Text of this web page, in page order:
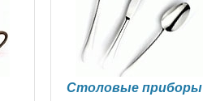
Столовые приборы